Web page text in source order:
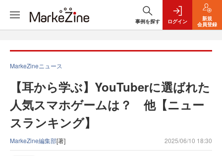
事例を探す ログイン
新規
会員登録
MarkeZineニュース
【耳から学ぶ】YouTuberに選ばれた
人気スマホゲームは？ 他【ニュー
スランキング】
MarkeZine編集部[著] 2025/06/10 18:30